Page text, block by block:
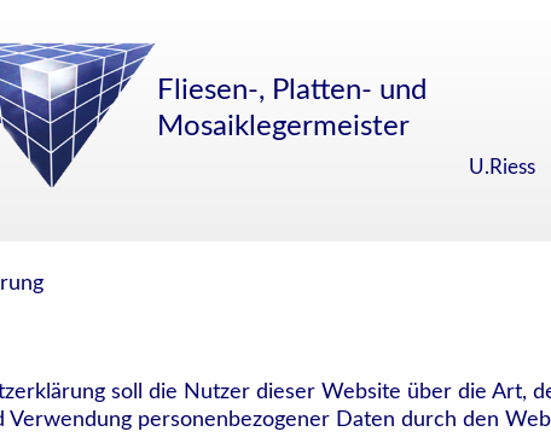
Fliesen-, Platten- und
Mosaiklegermeister
U.Riess
soll die Nutzer dieser Website über die Art,
Verwendung personenbezogener Daten durch den